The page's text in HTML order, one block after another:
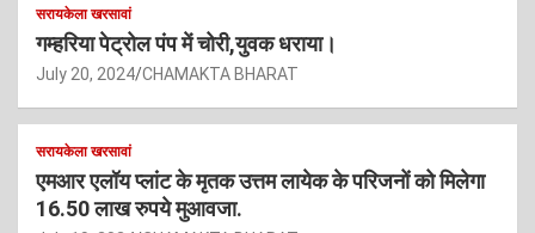
सरायकेला खरसावां
गम्हरिया पेट्रोल पंप में चोरी,युवक धराया।
July 20, 2024 CHAMAKTA BHARAT
सरायकेला खरसावां
एमआर एलॉय प्लांट के मृतक उत्तम लायेक के परिजनों को मिलेगा
16.50 लाख रुपये मुआवजा.